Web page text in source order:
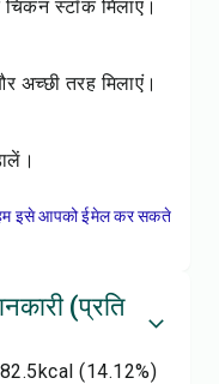
स्टॉक मिलाएं।
अच्छी तरह मिलाएं।
इसे आपको ईमेल कर सकते
(प्रति
kcal (14.12%)